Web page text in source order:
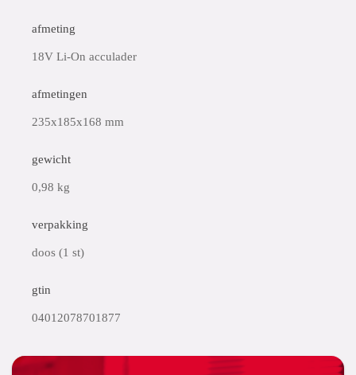
afmeting
18V Li-On acculader
afmetingen
235x185x168 mm
gewicht
0,98 kg
verpakking
doos (1 st)
gtin
04012078701877